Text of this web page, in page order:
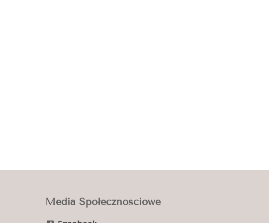
Media Społecznościowe